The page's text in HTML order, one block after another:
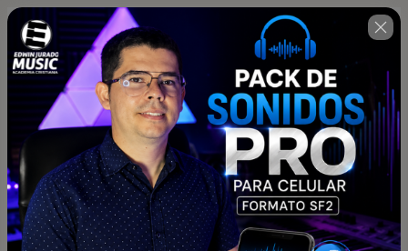
04 : 42 : 39
Compra antes de que el
tiempo se acabe!